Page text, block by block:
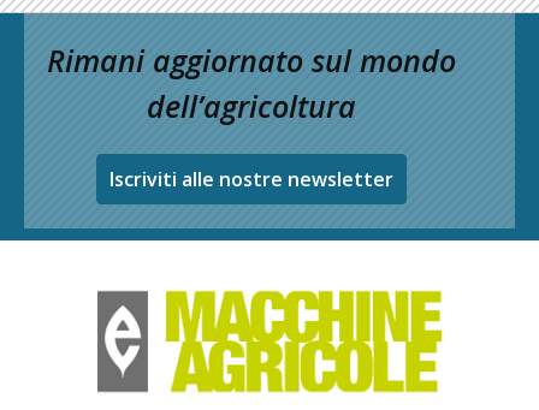
Rimani aggiornato sul mondo
dell’agricoltura
Iscriviti alle nostre newsletter